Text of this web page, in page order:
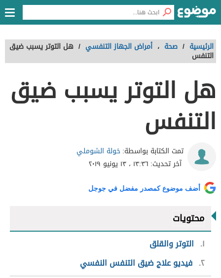
الرئيسية / صحة ، أمراض الجهاز التنفسي / هل التوتر يسبب ضيق
التنفس
هل التوتر يسبب ضيق
التنفس
تمت الكتابة بواسطة:خولة الشوملي
آخر تحديث: ١٣:٣٦ ، ١٣ يونيو ٢٠١٩
أضف موضوع كمصدر مفضل في جوجل
محتويات
١
التوتر والقلق
٢ فيديو علاج ضيق التنفس النفسي